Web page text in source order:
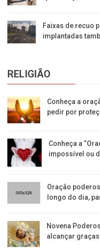
Faixas de recuo
implantadas
RELIGIÃO
Conheça a
pedir por
Conheça a
impossível ou
Oração
longo do dia,
Novena
alcançar